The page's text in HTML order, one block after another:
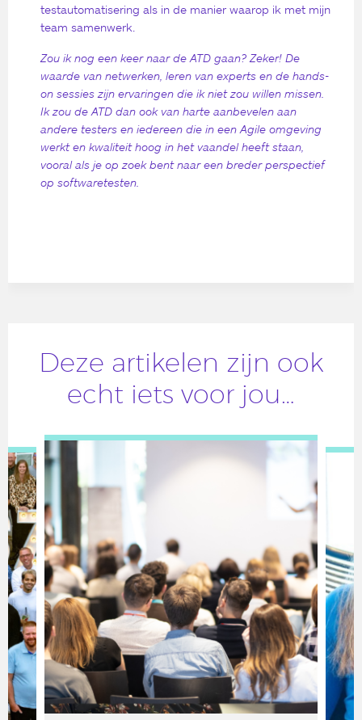
testautomatisering als in de manier waarop ik met mijn
team samenwerk.
Zou ik nog een keer naar de ATD gaan? Zeker! De
waarde van netwerken, leren van experts en de hands-
on sessies zijn ervaringen die ik niet zou willen missen.
Ik zou de ATD dan ook van harte aanbevelen aan
andere testers en iedereen die in een Agile omgeving
werkt en kwaliteit hoog in het vaandel heeft staan,
vooral als je op zoek bent naar een breder perspectief
op softwaretesten.
Deze artikelen zijn ook
echt iets voor jou…